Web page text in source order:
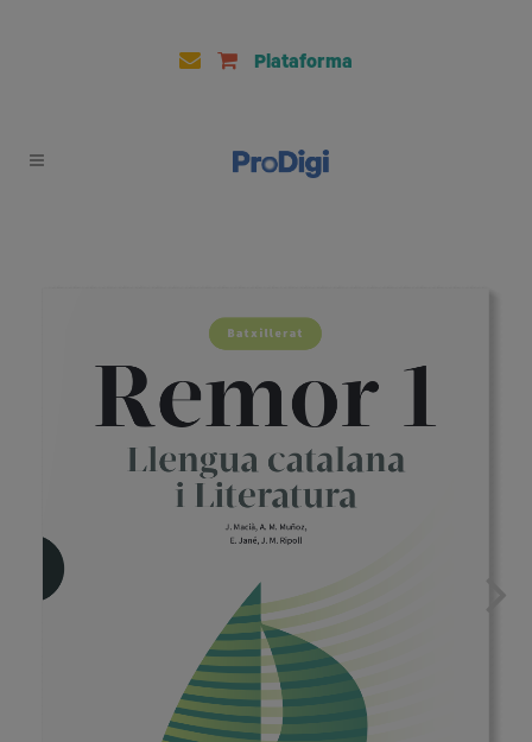
Plataforma